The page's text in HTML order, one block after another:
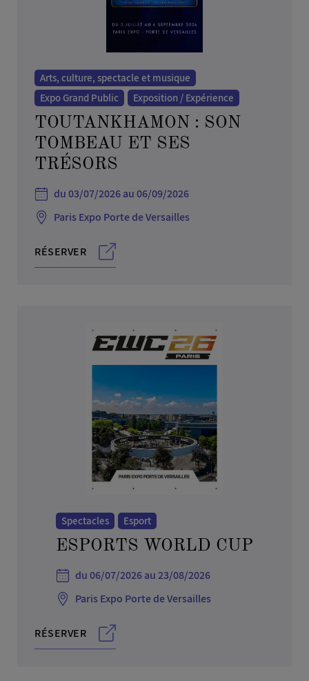
Arts, culture, spectacle et musique
Expo Grand Public
Exposition / Expérience
TOUTANKHAMON : SON
TOMBEAU ET SES
TRÉSORS
du 03/07/2026 au 06/09/2026
Paris Expo Porte de Versailles
RÉSERVER
Spectacles Esport
ESPORTS WORLD CUP
du 06/07/2026 au 23/08/2026
Paris Expo Porte de Versailles
RÉSERVER